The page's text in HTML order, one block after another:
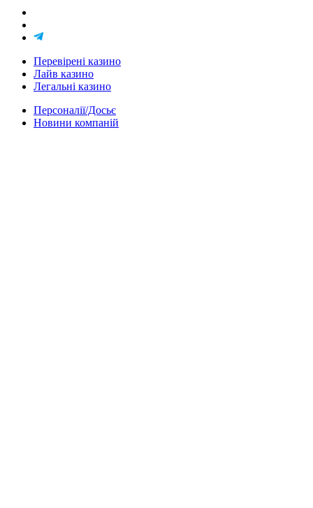
Перевірені казино
Лайв казино
Легальні казино
Персоналії/Досьє
Новини компаній